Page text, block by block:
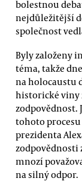
bolestnou
nejdůležitější
společnost
Byly založeny
téma, takže
na holocaustu
historické viny
tohoto
prezidenta
mnozí
na silný odpor.